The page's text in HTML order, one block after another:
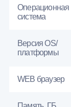
Операционная
система
Версия OS/
платформы
WEB браузер